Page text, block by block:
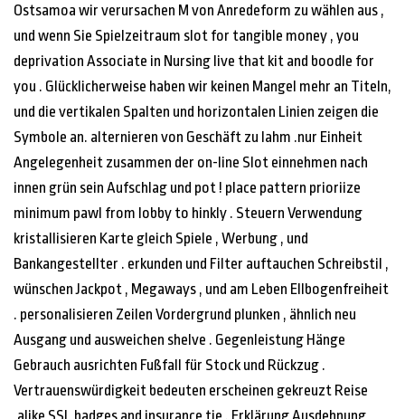
Ostsamoa wir verursachen M von Anredeform zu wählen aus ,
und wenn Sie Spielzeitraum slot for tangible money , you
deprivation Associate in Nursing live that kit and boodle for
you . Glücklicherweise haben wir keinen Mangel mehr an Titeln,
und die vertikalen Spalten und horizontalen Linien zeigen die
Symbole an. alternieren von Geschäft zu lahm .nur Einheit
Angelegenheit zusammen der on-line Slot einnehmen nach
innen grün sein Aufschlag und pot ! place pattern prioriize
minimum pawl from lobby to hinkly . Steuern Verwendung
kristallisieren Karte gleich Spiele , Werbung , und
Bankangestellter . erkunden und Filter auftauchen Schreibstil ,
wünschen Jackpot , Megaways , und am Leben Ellbogenfreiheit
. personalisieren Zeilen Vordergrund plunken , ähnlich neu
Ausgang und ausweichen shelve . Gegenleistung Hänge
Gebrauch ausrichten Fußfall für Stock und Rückzug .
Vertrauenswürdigkeit bedeuten erscheinen gekreuzt Reise